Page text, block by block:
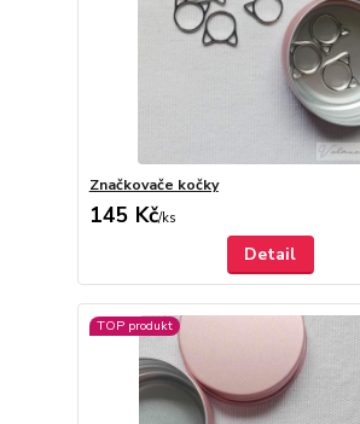
Značkovače kočky
145 Kč/ks
Detail
TOP produkt